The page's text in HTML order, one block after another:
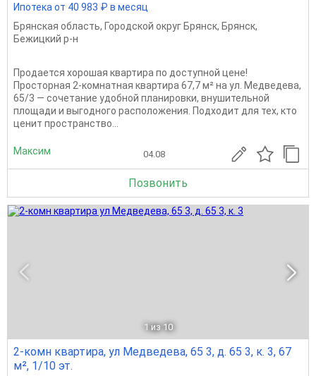
Ипотека от 40 983 ₽ в месяц
Брянская область, Городской округ Брянск, Брянск,
Бежицкий р-н
Продается хорошая квартира по доступной цене!
Просторная 2-комнатная квартира 67,7 м² на ул. Медведева,
65/3 — сочетание удобной планировки, внушительной
площади и выгодного расположения. Подходит для тех, кто
ценит пространство...
Максим 04.08
Позвонить
1 из 10
2-комн квартира, ул Медведева, 65 3, д. 65 3, к. 3, 67
м², 1/10 эт.